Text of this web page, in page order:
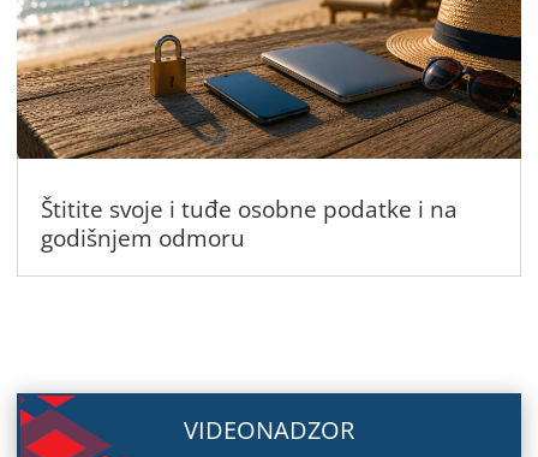
Štitite svoje i tuđe osobne podatke i na
godišnjem odmoru
VIDEONADZOR